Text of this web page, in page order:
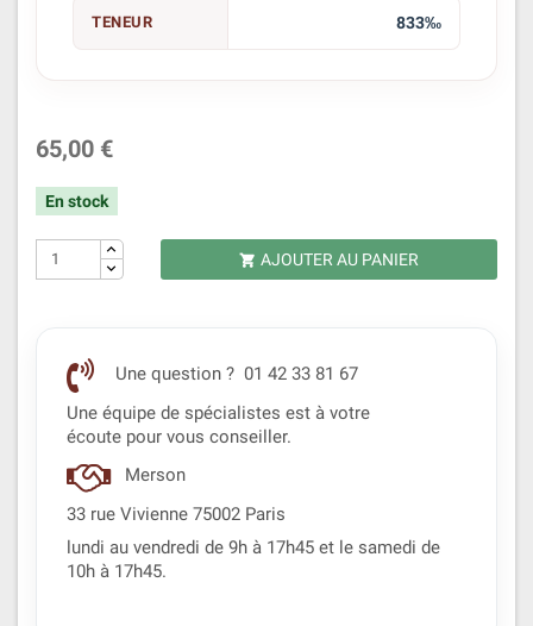
TENEUR 833‰
65,00 €
En stock
 AJOUTER AU PANIER
Une question ? 01 42 33 81 67
Une équipe de spécialistes est à votre
écoute pour vous conseiller.
Merson
33 rue Vivienne 75002 Paris
lundi au vendredi de 9h à 17h45 et le samedi de
10h à 17h45.